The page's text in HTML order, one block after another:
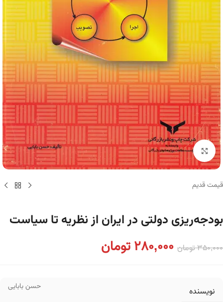
برای بزرگنمایی کلیک کنید
قیمت قدیم
بودجه‌ریزی دولتی در ایران از نظریه تا سیاست
350,000تومان 280,000تومان
نویسنده حسن بابایی